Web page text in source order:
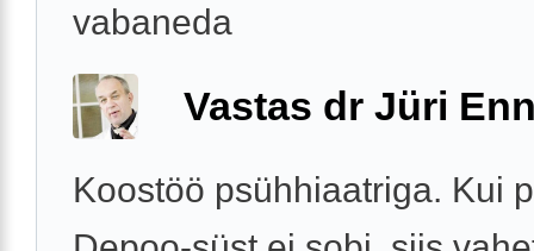
vabaneda
Vastas dr Jüri
Koostöö psühhiaatriga. Kui